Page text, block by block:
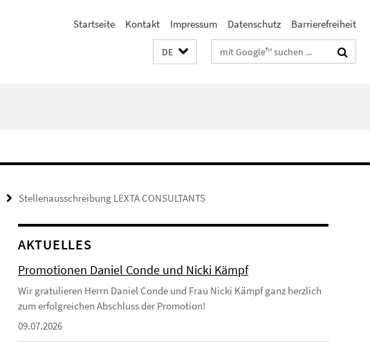
Startseite Kontakt Impressum Datenschutz Barrierefreiheit
DE Suchbegriffe
Stellenausschreibung LEXTA CONSULTANTS
AKTUELLES
Promotionen Daniel Conde und Nicki Kämpf
Wir gratulieren Herrn Daniel Conde und Frau Nicki Kämpf ganz herzlich
zum erfolgreichen Abschluss der Promotion!
09.07.2026